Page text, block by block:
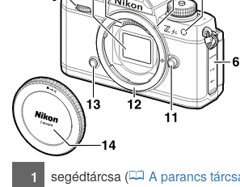
1 segédtárcsa ( A parancs